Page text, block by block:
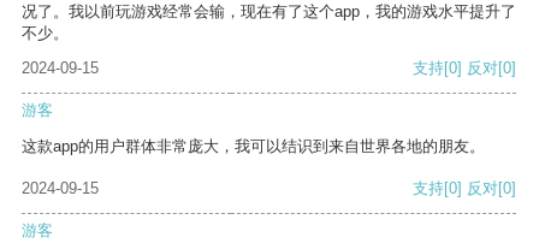
况了。我以前玩游戏经常会输，现在有了这个app，我的游戏水平提升了
不少。
2024-09-15
支持[0] 反对[0]
游客
这款app的用户群体非常庞大，我可以结识到来自世界各地的朋友。
2024-09-15 支持[0] 反对[0]
游客